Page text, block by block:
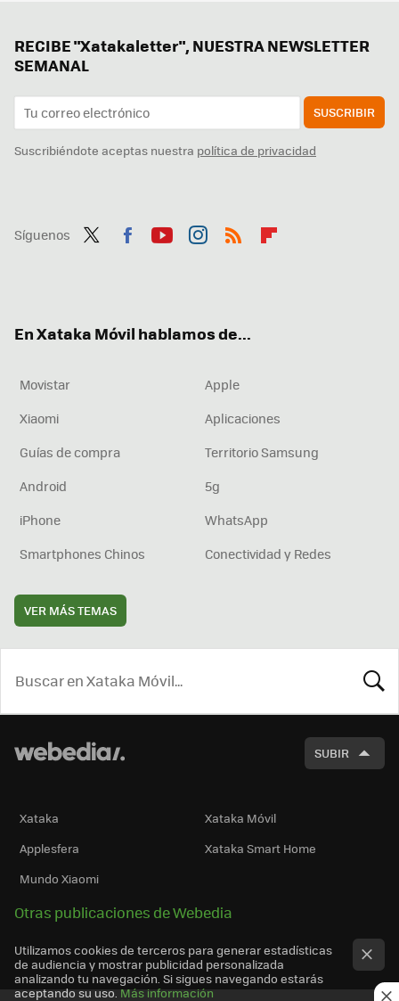
RECIBE "Xatakaletter", NUESTRA NEWSLETTER
SEMANAL
SUSCRIBIR
Suscribiéndote aceptas nuestra política de privacidad
Síguenos
En Xataka Móvil hablamos de...
Movistar
Apple
Xiaomi
Aplicaciones
Guías de compra
Territorio Samsung
Android
5g
iPhone
WhatsApp
Smartphones Chinos
Conectividad y Redes
VER MÁS TEMAS
SUBIR
Xataka
Xataka Móvil
Applesfera
Xataka Smart Home
Mundo Xiaomi
Otras publicaciones de Webedia
Utilizamos cookies de terceros para generar estadísticas
de audiencia y mostrar publicidad personalizada
analizando tu navegación. Si sigues navegando estarás
aceptando su uso. Más información